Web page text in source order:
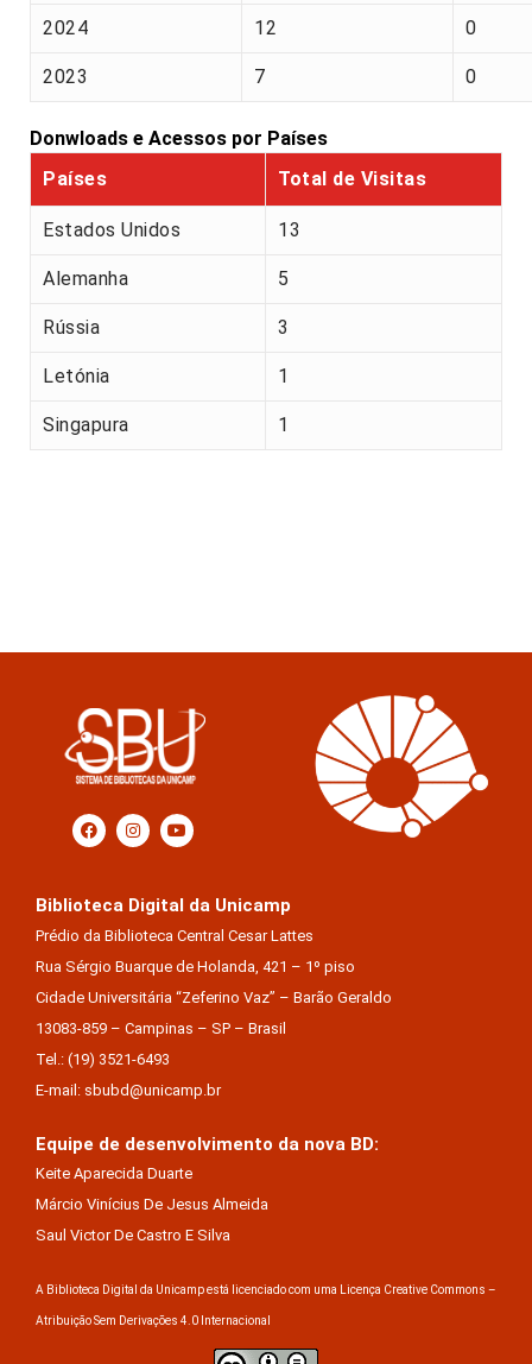
2024 12 0
2023 7 0
Donwloads e Acessos por Países
Países
Total de Visitas
Estados Unidos 13
Alemanha 5
Rússia 3
Letónia 1
Singapura 1
Biblioteca Digital da Unicamp
Prédio da Biblioteca Central Cesar Lattes
Rua Sérgio Buarque de Holanda, 421 – 1º piso
Cidade Universitária “Zeferino Vaz” – Barão Geraldo
13083-859 – Campinas – SP – Brasil
Tel.: (19) 3521-6493
E-mail: sbubd@unicamp.br
Equipe de desenvolvimento da nova BD:
Keite Aparecida Duarte
Márcio Vinícius De Jesus Almeida
Saul Victor De Castro E Silva
A Biblioteca Digital da Unicamp está licenciado com uma Licença Creative Commons –
Atribuição Sem Derivações 4.0 Internacional